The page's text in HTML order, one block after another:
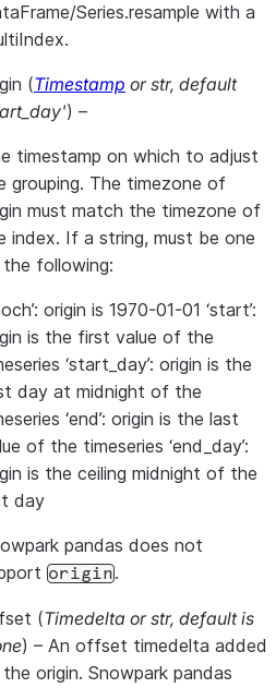
Series.resample with a
(Timestamp orstr, default
) –
timestamp on which to adjust
grouping. The timezone of
must match the timezone of
index. If a string, must be one
following:
origin is 1970-01-01 ‘start’:
is the first value of the
‘start_day’: origin is the
day at midnight of the
‘end’: origin is the last
of the timeseries ‘end_day’:
is the ceiling midnight of the
day
pandas does not
origin.
(Timedelta orstr, default is
) – An offset timedelta added
origin. Snowpark pandas